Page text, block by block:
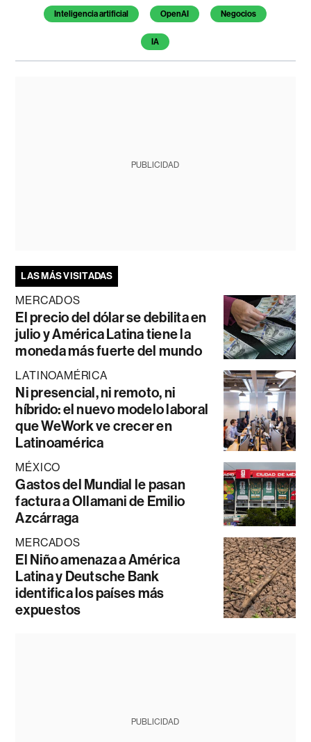
Inteligencia artificial OpenAI Negocios
IA
PUBLICIDAD
LAS MÁS VISITADAS
MERCADOS
El precio del dólar se debilita en
julio y América Latina tiene la
moneda más fuerte del mundo
LATINOAMÉRICA
Ni presencial, ni remoto, ni
híbrido: el nuevo modelo laboral
que WeWork ve crecer en
Latinoamérica
MÉXICO
Gastos del Mundial le pasan
factura a Ollamani de Emilio
Azcárraga
MERCADOS
El Niño amenaza a América
Latina y Deutsche Bank
identifica los países más
expuestos
PUBLICIDAD